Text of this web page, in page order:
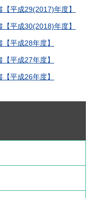
平成29(2017)年度】
平成30(2018)年度】
平成28年度】
平成27年度】
平成26年度】